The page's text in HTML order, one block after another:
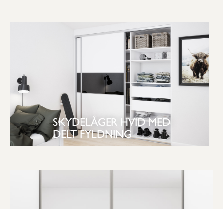
SKYDELÅGER HVID MED
DELT FYLDNING